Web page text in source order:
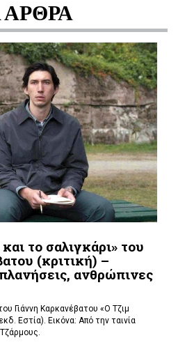
το σαλιγκάρι» του
(κριτική) –
ανθρώπινες
Γιάννη Καρκανέβατου «Ο Τζιμ
Εστία). Εικόνα: Από την ταινία